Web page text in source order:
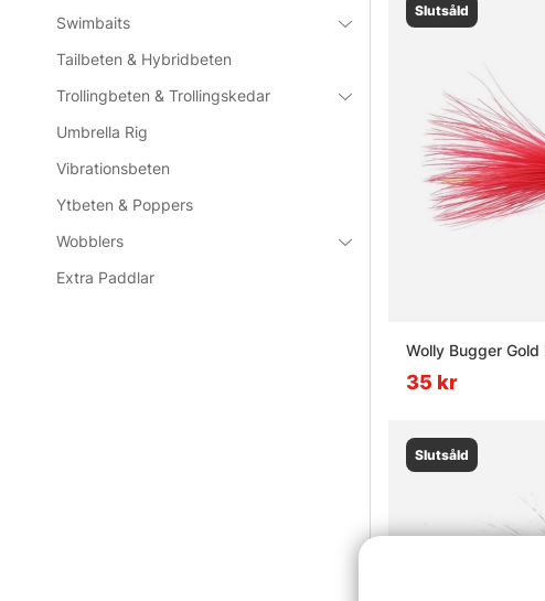
Swimbaits
Tailbeten & Hybridbeten
Trollingbeten & Trollingskedar
Umbrella Rig
Vibrationsbeten
Ytbeten & Poppers
Wobblers
Extra Paddlar
Slutsåld
Wolly Bugger
35 kr
Slutsåld